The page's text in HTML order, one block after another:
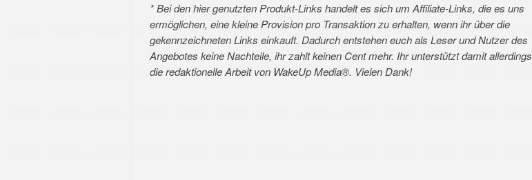
* Bei den hier genutzten Produkt-Links handelt es sich um Affiliate-Links, die es uns
ermöglichen, eine kleine Provision pro Transaktion zu erhalten, wenn ihr über die
gekennzeichneten Links einkauft. Dadurch entstehen euch als Leser und Nutzer des
Angebotes keine Nachteile, ihr zahlt keinen Cent mehr. Ihr unterstützt damit allerdings
die redaktionelle Arbeit von WakeUp Media®. Vielen Dank!